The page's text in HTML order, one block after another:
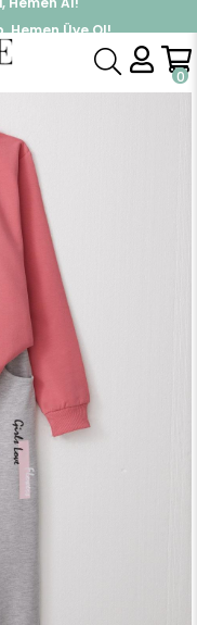
Hemen Al!
Hemen Üye Ol!
0
Kız Çocuk Eşofman Takım Çiçek Baskılı Narçiçeği (9 Yaş)